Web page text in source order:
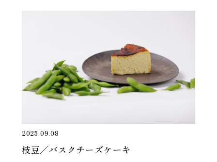
2025.09.08
枝豆／バスクチーズケーキ